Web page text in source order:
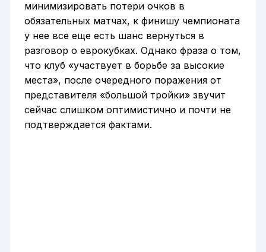
минимизировать потери очков в
обязательных матчах, к финишу чемпионата
у нее все еще есть шанс вернуться в
разговор о еврокубках. Однако фраза о том,
что клуб «участвует в борьбе за высокие
места», после очередного поражения от
представителя «большой тройки» звучит
сейчас слишком оптимистично и почти не
подтверждается фактами.